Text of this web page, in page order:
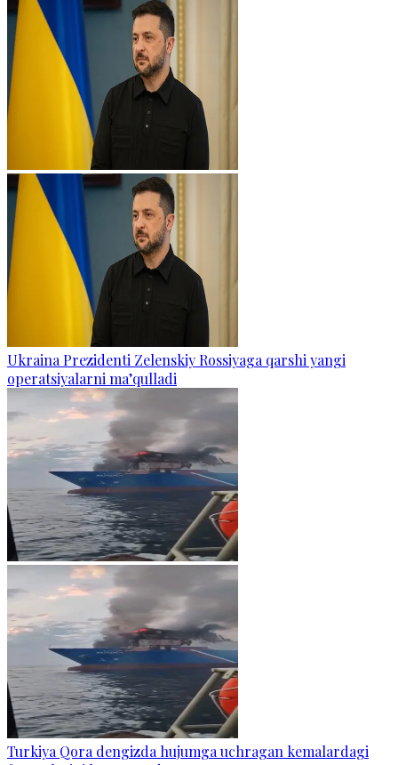
Ukraina Prezidenti Zelenskiy Rossiyaga qarshi yangi
operatsiyalarni ma’qulladi
Turkiya Qora dengizda hujumga uchragan kemalardagi